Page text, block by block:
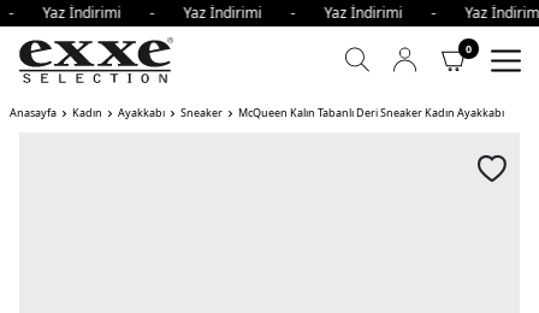
- Yaz İndirimi - Yaz İndirimi - Yaz İndirimi - Yaz
0
Anasayfa Kadın Ayakkabı Sneaker McQueen Kalın Tabanlı Deri Sneaker Kadın Ayakkabı